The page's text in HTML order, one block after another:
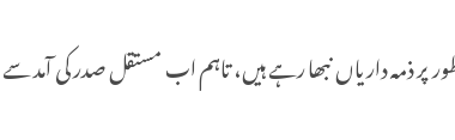
ذمہ داریاں نبھا رہے ہیں، تاہم اب مستقل صدر کی آمد سے